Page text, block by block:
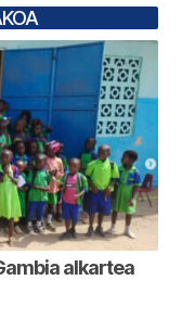
alkartea